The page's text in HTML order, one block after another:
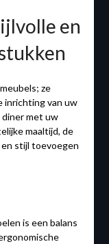
en
ze
inrichting van uw
met uw
maaltijd, de
stijl toevoegen
is een balans